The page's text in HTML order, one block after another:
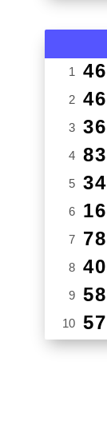
1
2
3
4
5
6
7
8
9
10